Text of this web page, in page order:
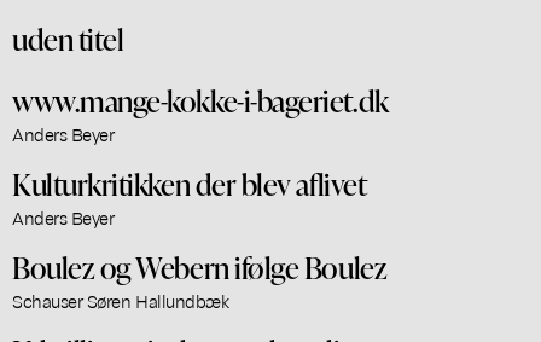
uden titel
www.mange-kokke-i-bageriet.dk
Anders Beyer
Kulturkritikken der blev aflivet
Anders Beyer
Boulez og Webern ifølge Boulez
Schauser Søren Hallundbæk